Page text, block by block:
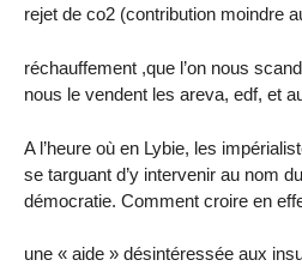
rejet de co2 (contribution moindre
réchauffement ,que l’on nous
nous le vendent les areva, edf, et
A l’heure où en Lybie, les
se targuant d’y intervenir au nom
démocratie. Comment croire en
une « aide » désintéressée aux